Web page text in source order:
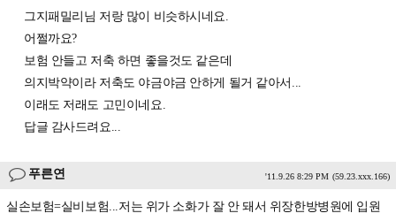
그지패밀리님 저랑 많이 비슷하시네요.
어쩔까요?
보험 안들고 저축 하면 좋을것도 같은데
의지박약이라 저축도 야금야금 안하게 될거 같아서...
이래도 저래도 고민이네요.
답글 감사드려요...
푸른연 '11.9.26 8:29 PM (59.23.xxx.166)
실손보험=실비보험...저는 위가 소화가 잘 안 돼서 위장한방병원에 입원